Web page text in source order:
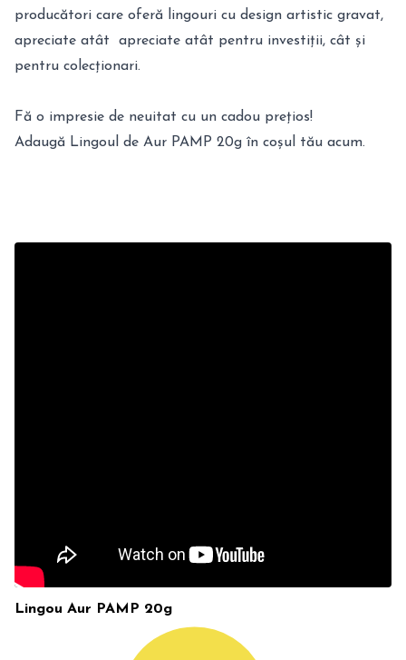
producători care oferă lingouri cu design artistic gravat,
apreciate atât apreciate atât pentru investiții, cât și
pentru colecționari.
Fă o impresie de neuitat cu un cadou prețios!
Adaugă Lingoul de Aur PAMP 20g în coșul tău acum.
Lingou Aur PAMP 20g